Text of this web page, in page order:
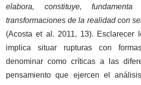
elabora, constituye,
transformaciones de la realidad con
(Acosta et al. 2011, 13). Esclarecer
implica situar rupturas con
denominar como críticas a las
pensamiento que ejercen el